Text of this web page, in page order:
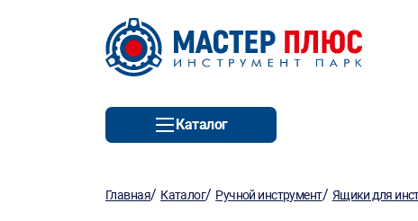
Каталог
Главная/ Каталог/ Ручной инструмент/ Ящики для